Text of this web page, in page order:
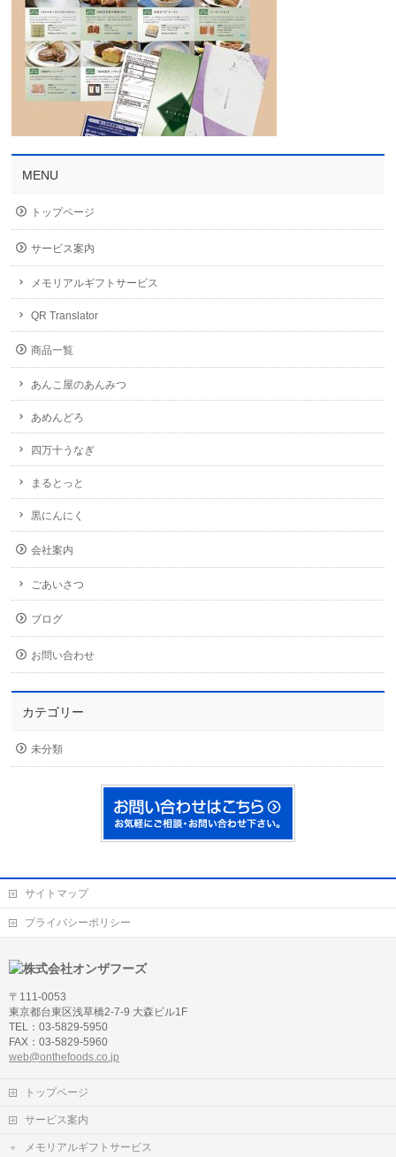
MENU
トップページ
サービス案内
メモリアルギフトサービス
QR Translator
商品一覧
あんこ屋のあんみつ
あめんどろ
四万十うなぎ
まるとっと
黒にんにく
会社案内
ごあいさつ
ブログ
お問い合わせ
カテゴリー
未分類
サイトマップ
プライバシーポリシー
〒111-0053
東京都台東区浅草橋2-7-9 大森ビル1F
TEL：03-5829-5950
FAX：03-5829-5960
web@onthefoods.co.jp
トップページ
サービス案内
メモリアルギフトサービス